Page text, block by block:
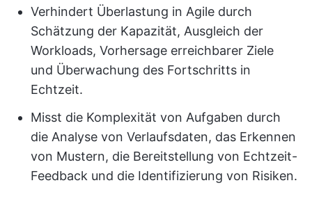
Verhindert Überlastung in Agile durch
Schätzung der Kapazität, Ausgleich der
Workloads, Vorhersage erreichbarer Ziele
und Überwachung des Fortschritts in
Echtzeit.
Misst die Komplexität von Aufgaben durch
die Analyse von Verlaufsdaten, das Erkennen
von Mustern, die Bereitstellung von Echtzeit-
Feedback und die Identifizierung von Risiken.